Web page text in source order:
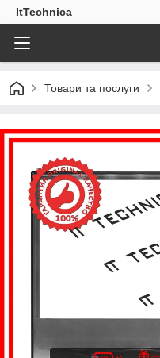
ItTechnica
Товари та послуги